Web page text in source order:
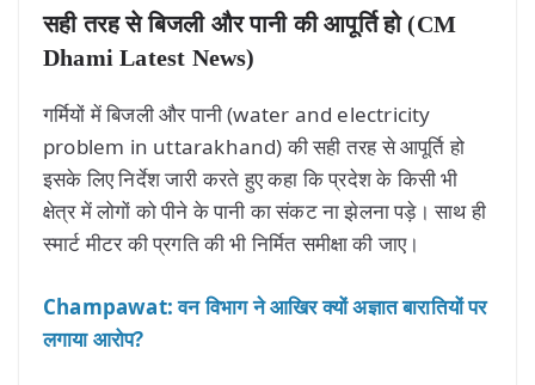
सही तरह से बिजली और पानी की आपूर्ति हो (CM
Dhami Latest News)
गर्मियों में बिजली और पानी (water and electricity
problem in uttarakhand) की सही तरह से आपूर्ति हो
इसके लिए निर्देश जारी करते हुए कहा कि प्रदेश के किसी भी
क्षेत्र में लोगों को पीने के पानी का संकट ना झेलना पड़े। साथ ही
स्मार्ट मीटर की प्रगति की भी निर्मित समीक्षा की जाए।
Champawat: वन विभाग ने आखिर क्यों अज्ञात बारातियों पर
लगाया आरोप?